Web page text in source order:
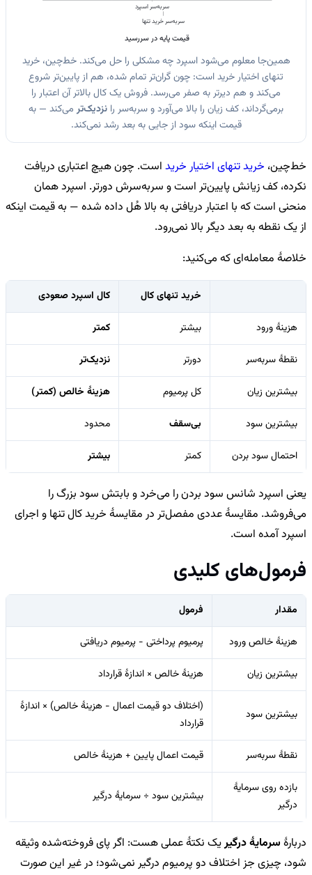
قیمت پایه در سررسید
سربه‌سر اسپرد
سربه‌سر خرید تنها
همین‌جا معلوم می‌شود اسپرد چه مشکلی را حل می‌کند. خط‌چین، خرید
تنهای اختیار خرید است: چون گران‌تر تمام شده، هم از پایین‌تر شروع
می‌کند و هم دیرتر به صفر می‌رسد. فروش یک کال بالاتر آن اعتبار را
برمی‌گرداند، کف زیان را بالا می‌آورد و سربه‌سر را نزدیک‌تر می‌کند — به
قیمت اینکه سود از جایی به بعد رشد نمی‌کند.
خط‌چین، خرید تنهای اختیار خرید است. چون هیچ اعتباری دریافت
نکرده، کف زیانش پایین‌تر است و سربه‌سرش دورتر. اسپرد همان
منحنی است که با اعتبار دریافتی به بالا هُل داده شده — به قیمت اینکه
از یک نقطه به بعد دیگر بالا نمی‌رود.
خلاصهٔ معامله‌ای که می‌کنید:
خرید تنهای کال کال اسپرد صعودی
هزینهٔ ورود بیشتر کمتر
نقطهٔ سربه‌سر دورتر نزدیک‌تر
بیشترین زیان کل پرمیوم هزینهٔ خالص (کمتر)
بیشترین سود بی‌سقف محدود
احتمال سود بردن کمتر بیشتر
یعنی اسپرد شانس سود بردن را می‌خرد و بابتش سود بزرگ را
می‌فروشد. مقایسهٔ عددی مفصل‌تر در مقایسهٔ خرید کال تنها و اجرای
اسپرد آمده است.
فرمول‌های کلیدی
مقدار فرمول
هزینهٔ خالص ورود پرمیوم پرداختی − پرمیوم دریافتی
بیشترین زیان هزینهٔ خالص × اندازهٔ قرارداد
بیشترین سود
(اختلاف دو قیمت اعمال − هزینهٔ خالص) × اندازهٔ
قرارداد
نقطهٔ سربه‌سر قیمت اعمال پایین + هزینهٔ خالص
بازده روی سرمایهٔ
درگیر
بیشترین سود ÷ سرمایهٔ درگیر
دربارهٔ سرمایهٔ درگیریک نکتهٔ عملی هست: اگر پای فروخته‌شده وثیقه
شود، چیزی جز اختلاف دو پرمیوم درگیر نمی‌شود؛ در غیر این صورت